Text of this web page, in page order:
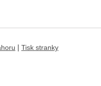
Tisk stranky